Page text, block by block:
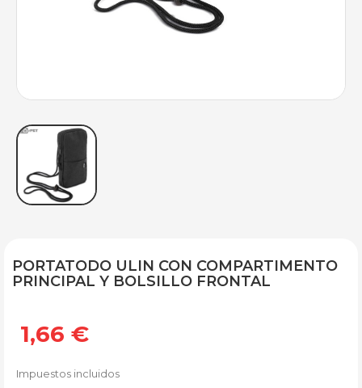
PORTATODO ULIN CON COMPARTIMENTO
PRINCIPAL Y BOLSILLO FRONTAL
1,66 €
Impuestos incluidos